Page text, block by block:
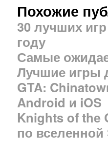
Похожие
30 лучших
году
Самые
Лучшие игры
GTA:
Android и iOS
Knights of the
по